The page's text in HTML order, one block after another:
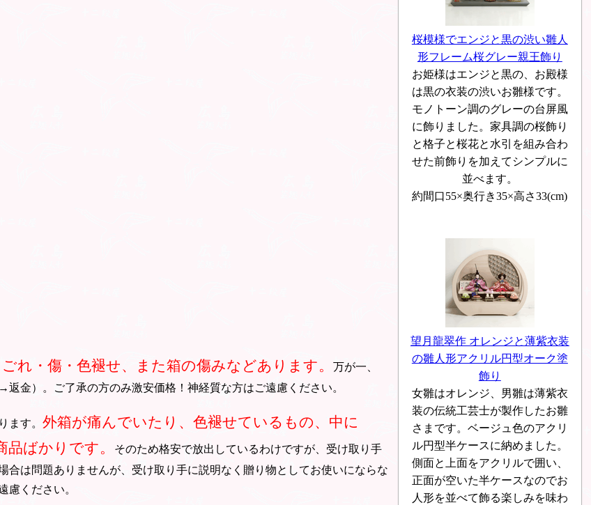
れ・傷・色褪せ、また箱の傷みなどあります。万が一、
金）。ご了承の方のみ激安価格！神経質な方はご遠慮ください。
ます。外箱が痛んでいたり、色褪せているもの、中に
ばかりです。
そのため格安で放出しているわけですが、受け取り手
は問題ありませんが、受け取り手に説明なく贈り物としてお使いにならな
慮ください。
桜模様でエンジと黒の渋い雛人
形フレーム桜グレー親王飾り
お姫様はエンジと黒の、お殿様
は黒の衣装の渋いお雛様です。
モノトーン調のグレーの台屏風
に飾りました。家具調の桜飾り
と格子と桜花と水引を組み合わ
せた前飾りを加えてシンプルに
並べます。
約間口55×奥行き35×高さ33(cm)
望月龍翠作 オレンジと薄紫衣装
の雛人形アクリル円型オーク塗
飾り
女雛はオレンジ、男雛は薄紫衣
装の伝統工芸士が製作したお雛
さまです。ベージュ色のアクリ
ル円型半ケースに納めました。
側面と上面をアクリルで囲い、
正面が空いた半ケースなのでお
人形を並べて飾る楽しみを味わ